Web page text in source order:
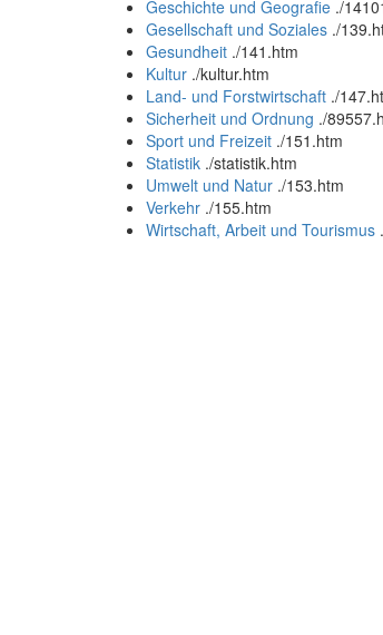
Geschichte und Geografie ./
Gesellschaft und Soziales ./
Gesundheit ./141.htm
Kultur ./kultur.htm
Land- und Forstwirtschaft ./
Sicherheit und Ordnung ./
Sport und Freizeit ./151.htm
Statistik ./statistik.htm
Umwelt und Natur ./153.htm
Verkehr ./155.htm
Wirtschaft, Arbeit und Tourismus .